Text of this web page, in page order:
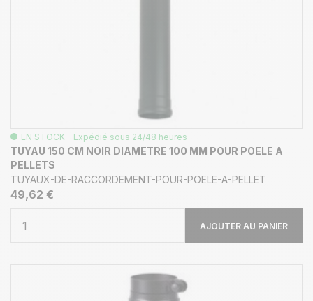
EN STOCK - Expédié sous 24/48 heures
TUYAU 150 CM NOIR DIAMETRE 100 MM POUR POELE A
PELLETS
TUYAUX-DE-RACCORDEMENT-POUR-POELE-A-PELLET
49,62 €
AJOUTER AU PANIER